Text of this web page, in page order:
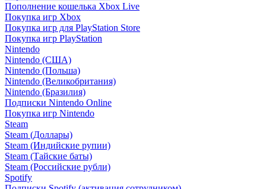
Пополнение кошелька Xbox Live
Покупка игр Xbox
Покупка игр для PlayStation Store
Покупка игр PlayStation
Nintendo
Nintendo (США)
Nintendo (Польша)
Nintendo (Великобритания)
Nintendo (Бразилия)
Подписки Nintendo Online
Покупка игр Nintendo
Steam
Steam (Доллары)
Steam (Индийские рупии)
Steam (Тайские баты)
Steam (Российские рубли)
Spotify